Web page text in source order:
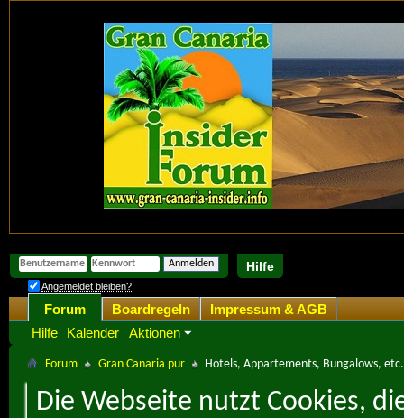
Hilfe
Angemeldet bleiben?
Forum
Hilfe
Kalender Aktionen
Boardregeln Impressum & AGB
Forum Gran Canaria pur Hotels, Appartements, Bungalows, etc.
Die Webseite nutzt Cookies,